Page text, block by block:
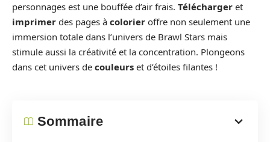
personnages est une bouffée d’air frais. Télécharger et
imprimer des pages à colorier offre non seulement une
immersion totale dans l’univers de Brawl Stars mais
stimule aussi la créativité et la concentration. Plongeons
dans cet univers de couleurs et d’étoiles filantes !
Sommaire